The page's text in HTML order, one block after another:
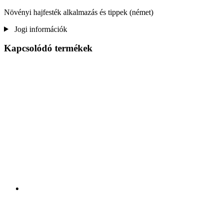
Növényi hajfesték alkalmazás és tippek (német)
Jogi információk
Kapcsolódó termékek